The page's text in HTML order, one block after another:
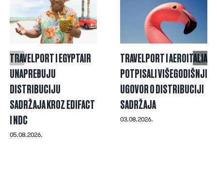
TRAVELPORT I EGYPTAIR
UNAPREĐUJU
DISTRIBUCIJU
SADRŽAJA KROZ EDIFACT
I NDC
05.08.2026.
TRAVELPORT I AEROITALIA
POTPISALI VIŠEGODIŠNJI
UGOVOR O DISTRIBUCIJI
SADRŽAJA
03.08.2026.